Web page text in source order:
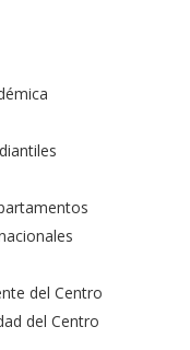
del Centro
del Centro